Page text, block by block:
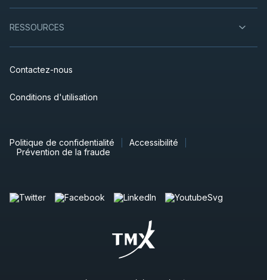
RESSOURCES
Contactez-nous
Conditions d'utilisation
Politique de confidentialité
Accessibilité
Prévention de la fraude